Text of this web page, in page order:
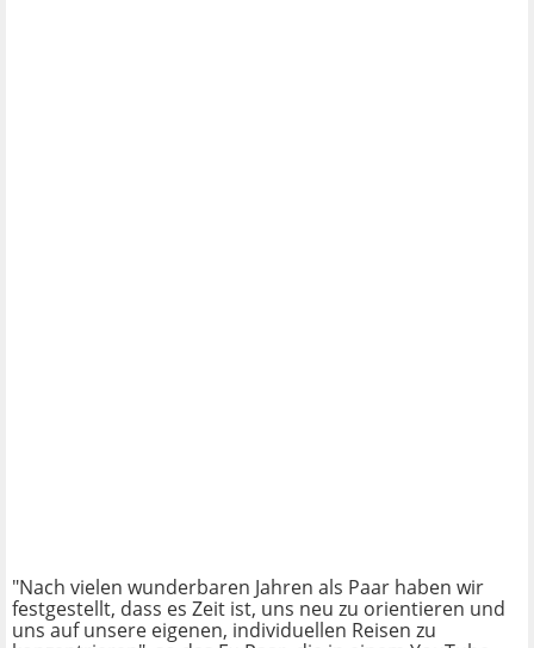
"Nach vielen wunderbaren Jahren als Paar haben wir
festgestellt, dass es Zeit ist, uns neu zu orientieren und
uns auf unsere eigenen, individuellen Reisen zu